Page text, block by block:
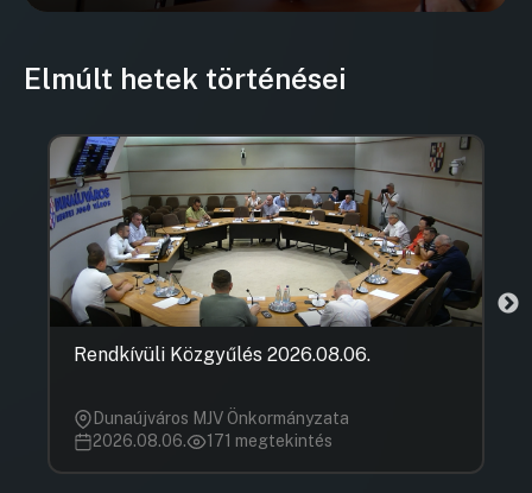
Elmúlt hetek történései
Rendkívüli Közgyűlés 2026.08.06.
Dunaújváros MJV Önkormányzata
2026.08.06.
171 megtekintés